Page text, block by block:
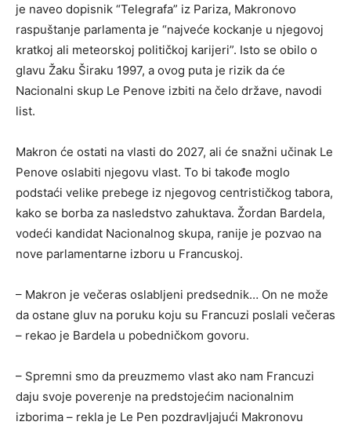
je naveo dopisnik “Telegrafa” iz Pariza, Makronovo
raspuštanje parlamenta je “najveće kockanje u njegovoj
kratkoj ali meteorskoj političkoj karijeri”. Isto se obilo o
glavu Žaku Širaku 1997, a ovog puta je rizik da će
Nacionalni skup Le Penove izbiti na čelo države, navodi
list.
Makron će ostati na vlasti do 2027, ali će snažni učinak Le
Penove oslabiti njegovu vlast. To bi takođe moglo
podstaći velike prebege iz njegovog centrističkog tabora,
kako se borba za nasledstvo zahuktava. Žordan Bardela,
vodeći kandidat Nacionalnog skupa, ranije je pozvao na
nove parlamentarne izboru u Francuskoj.
– Makron je večeras oslabljeni predsednik… On ne može
da ostane gluv na poruku koju su Francuzi poslali večeras
– rekao je Bardela u pobedničkom govoru.
– Spremni smo da preuzmemo vlast ako nam Francuzi
daju svoje poverenje na predstojećim nacionalnim
izborima – rekla je Le Pen pozdravljajući Makronovu